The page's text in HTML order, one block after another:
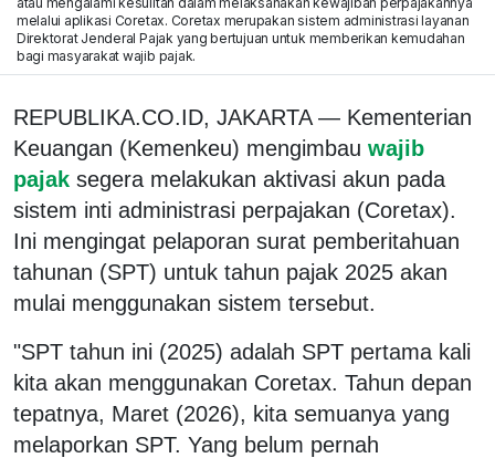
melalui aplikasi Coretax. Coretax merupakan sistem administrasi layanan
Direktorat Jenderal Pajak yang bertujuan untuk memberikan kemudahan
bagi masyarakat wajib pajak.
REPUBLIKA.CO.ID, JAKARTA — Kementerian
Keuangan (Kemenkeu) mengimbau wajib
pajak segera melakukan aktivasi akun pada
sistem inti administrasi perpajakan (Coretax).
Ini mengingat pelaporan surat pemberitahuan
tahunan (SPT) untuk tahun pajak 2025 akan
mulai menggunakan sistem tersebut.
"SPT tahun ini (2025) adalah SPT pertama kali
kita akan menggunakan Coretax. Tahun depan
tepatnya, Maret (2026), kita semuanya yang
melaporkan SPT. Yang belum pernah